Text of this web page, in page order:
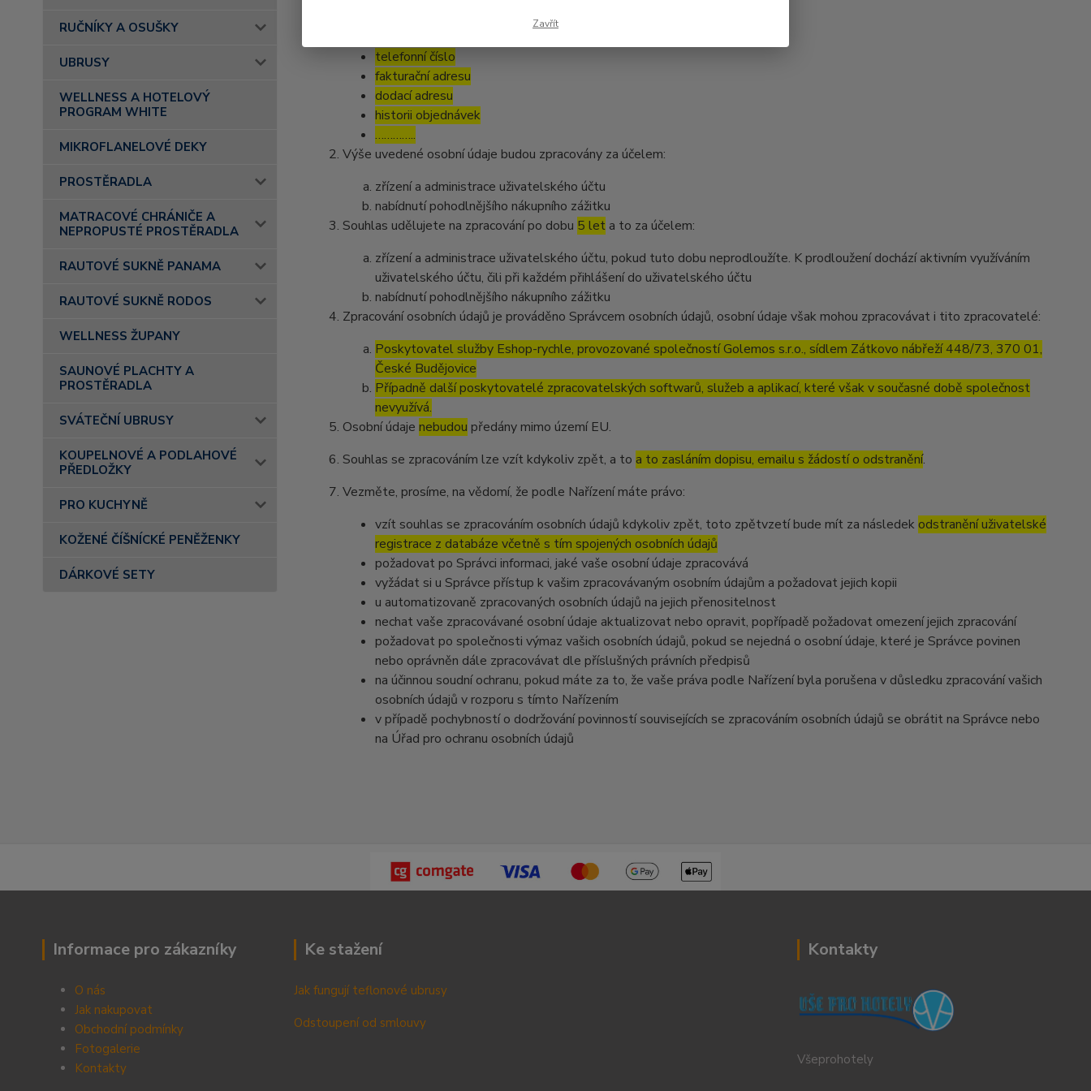
RUČNÍKY A OSUŠKY
UBRUSY
WELLNESS A HOTELOVÝ
PROGRAM WHITE
MIKROFLANELOVÉ DEKY
PROSTĚRADLA
MATRACOVÉ CHRÁNIČE A
NEPROPUSTÉ PROSTĚRADLA
RAUTOVÉ SUKNĚ PANAMA
RAUTOVÉ SUKNĚ RODOS
WELLNESS ŽUPANY
SAUNOVÉ PLACHTY A
PROSTĚRADLA
SVÁTEČNÍ UBRUSY
KOUPELNOVÉ A PODLAHOVÉ
PŘEDLOŽKY
PRO KUCHYNĚ
KOŽENÉ ČÍŠNÍCKÉ PENĚŽENKY
DÁRKOVÉ SETY
telefonní číslo
fakturační adresu
dodací adresu
historii objednávek
…………..
Výše uvedené osobní údaje budou zpracovány za účelem:
zřízení a administrace uživatelského účtu
nabídnutí pohodlnějšího nákupního zážitku
Souhlas udělujete na zpracování po dobu 5 leta to za účelem:
zřízení a administrace uživatelského účtu, pokud tuto dobu neprodloužíte. K prodloužení dochází aktivním využíváním
uživatelského účtu, čili při každém přihlášení do uživatelského účtu
nabídnutí pohodlnějšího nákupního zážitku
Zpracování osobních údajů je prováděno Správcem osobních údajů, osobní údaje však mohou zpracovávat i tito zpracovatelé:
Poskytovatel služby Eshop-rychle, provozované společností Golemos s.r.o., sídlem Zátkovo nábřeží 448/73, 370 01,
České Budějovice
Případně další poskytovatelé zpracovatelských softwarů, služeb a aplikací, které však v současné době společnost
nevyužívá.
Osobní údaje nebudou předány mimo území EU.
Souhlas se zpracováním lze vzít kdykoliv zpět, a to a to zasláním dopisu, emailu s žádostí o odstranění.
Vezměte, prosíme, na vědomí, že podle Nařízení máte právo:
vzít souhlas se zpracováním osobních údajů kdykoliv zpět, toto zpětvzetí bude mít za následek odstranění uživatelské
registrace z databáze včetně s tím spojených osobních údajů
požadovat po Správci informaci, jaké vaše osobní údaje zpracovává
vyžádat si u Správce přístup k vašim zpracovávaným osobním údajům a požadovat jejich kopii
u automatizovaně zpracovaných osobních údajů na jejich přenositelnost
nechat vaše zpracovávané osobní údaje aktualizovat nebo opravit, popřípadě požadovat omezení jejich zpracování
požadovat po společnosti výmaz vašich osobních údajů, pokud se nejedná o osobní údaje, které je Správce povinen
nebo oprávněn dále zpracovávat dle příslušných právních předpisů
na účinnou soudní ochranu, pokud máte za to, že vaše práva podle Nařízení byla porušena v důsledku zpracování vašich
osobních údajů v rozporu s tímto Nařízením
v případě pochybností o dodržování povinností souvisejících se zpracováním osobních údajů se obrátit na Správce nebo
na Úřad pro ochranu osobních údajů
Informace pro zákazníky
O nás
Jak nakupovat
Obchodní podmínky
Fotogalerie
Kontakty
Ke stažení
Jak fungují teflonové ubrusy
Odstoupení od smlouvy
Kontakty
Všeprohotely
Zavřít